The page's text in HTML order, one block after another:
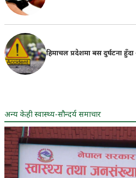
हिमाचल प्रदेशमा बस दुर्घटना
अन्य केही स्वास्थ्य-सौन्दर्य समाचार